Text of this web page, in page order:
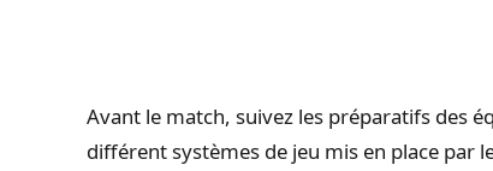
Avant le match, suivez les préparatifs des
différent systèmes de jeu mis en place par